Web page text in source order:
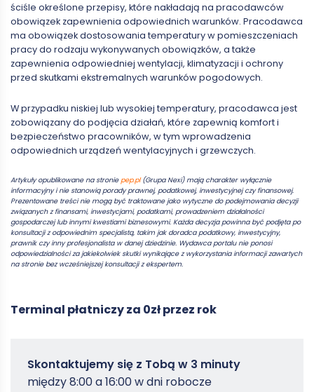
ściśle określone przepisy, które nakładają na pracodawców
obowiązek zapewnienia odpowiednich warunków. Pracodawca
ma obowiązek dostosowania temperatury w pomieszczeniach
pracy do rodzaju wykonywanych obowiązków, a także
zapewnienia odpowiedniej wentylacji, klimatyzacji i ochrony
przed skutkami ekstremalnych warunków pogodowych.
W przypadku niskiej lub wysokiej temperatury, pracodawca jest
zobowiązany do podjęcia działań, które zapewnią komfort i
bezpieczeństwo pracowników, w tym wprowadzenia
odpowiednich urządzeń wentylacyjnych i grzewczych.
Artykuły opublikowane na stroniepep.pl(Grupa Nexi) mają charakter wyłącznie
informacyjny i nie stanowią porady prawnej, podatkowej, inwestycyjnej czy finansowej.
Prezentowane treści nie mogą być traktowane jako wytyczne do podejmowania decyzji
związanych z finansami, inwestycjami, podatkami, prowadzeniem działalności
gospodarczej lub innymi kwestiami biznesowymi. Każda decyzja powinna być podjęta po
konsultacji z odpowiednim specjalistą, takim jak doradca podatkowy, inwestycyjny,
prawnik czy inny profesjonalista w danej dziedzinie. Wydawca portalu nie ponosi
odpowiedzialności za jakiekolwiek skutki wynikające z wykorzystania informacji zawartych
na stronie bez wcześniejszej konsultacji z ekspertem.
Terminal płatniczy za 0zł przez rok
Zamowterminal
Poradniki
Skontaktujemy się z Tobą w 3 minuty
między 8:00 a 16:00 w dni robocze